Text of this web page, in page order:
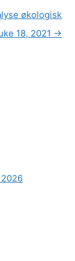
økologisk
18, 2021 →